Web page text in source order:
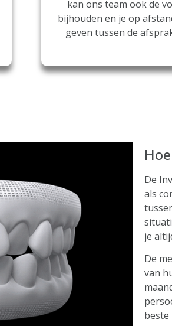
kan ons team ook de
bijhouden en je op
geven tussen de
De
als
je
De
van
beste